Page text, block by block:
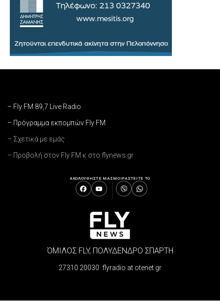
– Fly FM 89,7 Live Radio
– Πρόγραμμα εκπομπών Fly FM
– Σχετικά με εμάς
– Προβολή στον Fly FM κ στο flynews.gr
ΑΚΟΛΟΥΘΗΣΤΕ ΜΑΣΜΟΙΡΑΣΤΕΙΤΕ ΤΟ
ΌΜΙΛΟΣ FLY, ΠΟΛΥΔΕΝΔΡΟ ΣΠΑΡΤΗ
27310 20030 flyradio at otenet.gr